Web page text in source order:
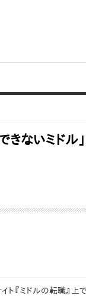
きないミドル
『ミドルの転職』上